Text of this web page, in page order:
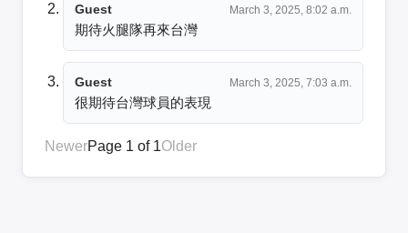
Guest March 3, 2025, 8:02 a.m.
期待火腿隊再來台灣
Guest March 3, 2025, 7:03 a.m.
很期待台灣球員的表現
NewerPage 1 of 1Older